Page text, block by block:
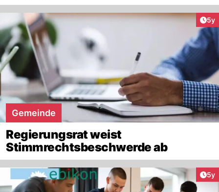
5y
Gemeinde
Regierungsrat weist
Stimmrechtsbeschwerde ab
5y